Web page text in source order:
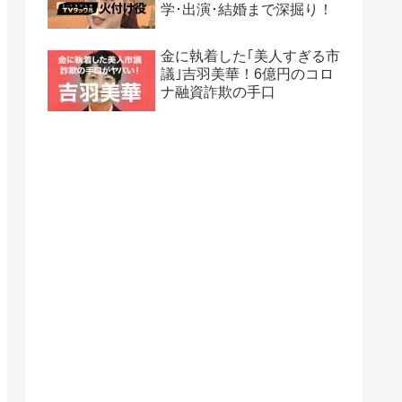
学･出演･結婚まで深掘り！
金に執着した｢美人すぎる市
議｣吉羽美華！6億円のコロ
ナ融資詐欺の手口